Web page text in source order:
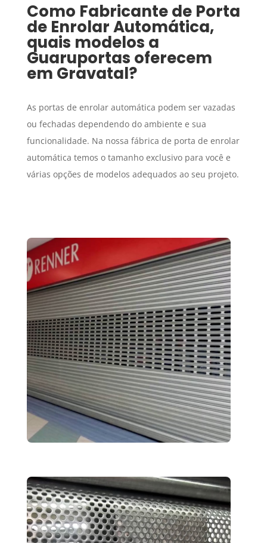
Como Fabricante de Porta
de Enrolar Automática,
quais modelos a
Guaruportas oferecem
em Gravatal?
As portas de enrolar automática podem ser vazadas
ou fechadas dependendo do ambiente e sua
funcionalidade. Na nossa fábrica de porta de enrolar
automática temos o tamanho exclusivo para você e
várias opções de modelos adequados ao seu projeto.